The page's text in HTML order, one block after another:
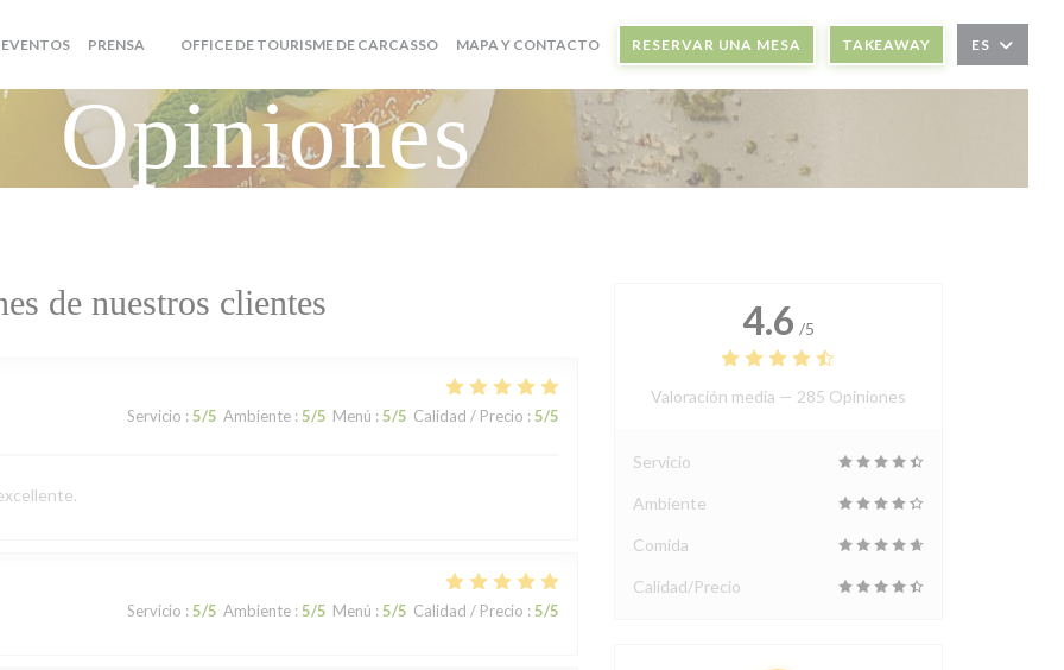
EVENTOS PRENSA
((ABRE EN UNA NUEVA VENTANA))
OFFICE DE TOURISME DE CARCASSO((ABRE EN UNA NUEVA VENTANA))
MAPA Y CONTACTO RESERVAR UNA MESA TAKEAWAY ES
Opiniones
de nuestros clientes
Servicio : 5/5 Ambiente: 5/5 Menú : 5/5 Calidad / Precio : 5/5
Servicio : 5/5 Ambiente: 5/5 Menú : 5/5 Calidad / Precio : 5/5
4.6 /5
Valoración media — 285 Opiniones
Servicio
Ambiente
Comida
Calidad/Precio